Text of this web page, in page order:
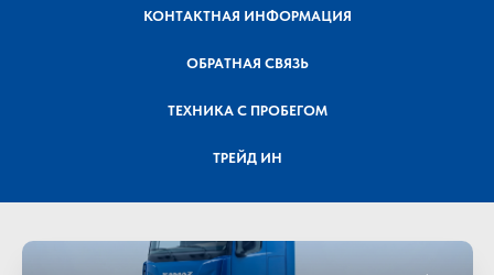
КОНТАКТНАЯ ИНФОРМАЦИЯ
ОБРАТНАЯ СВЯЗЬ
ТЕХНИКА С ПРОБЕГОМ
ТРЕЙД ИН